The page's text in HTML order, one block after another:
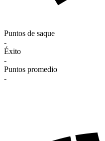
Puntos de saque
-
Éxito
-
Puntos promedio
-